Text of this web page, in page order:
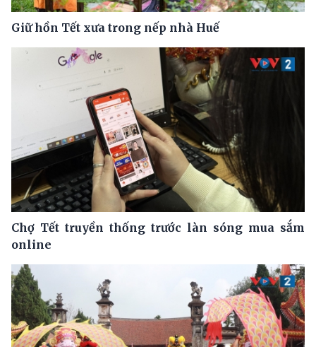
Giữ hồn Tết xưa trong nếp nhà Huế
Chợ Tết truyền thống trước làn sóng mua sắm
online